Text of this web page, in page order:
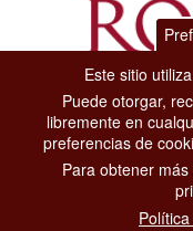
Dipartimento
Via di San Basilio,
00187 Roma
Este sitio
Puede otorgar,
libremente en
preferencias de
Para obtener